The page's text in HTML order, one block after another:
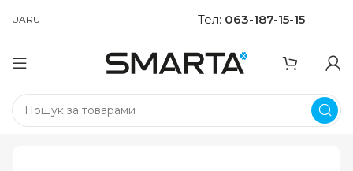
UARU Тел: 063-187-15-15